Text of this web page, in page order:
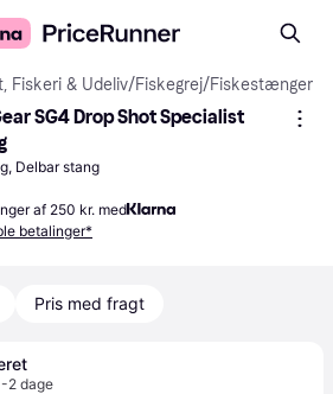
Fiskeri & Udeliv/Fiskegrej/Fiskestænger
SG4 Drop Shot Specialist
Delbar stang
af 250 kr. med
betalinger*
Pris med fragt
2 dage